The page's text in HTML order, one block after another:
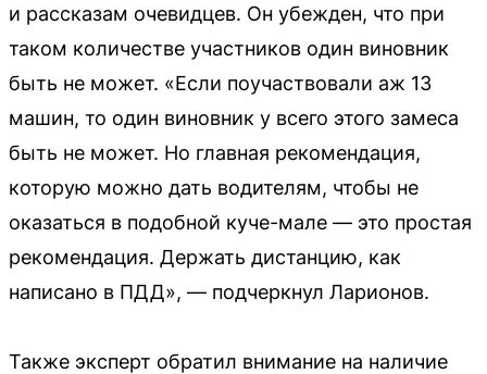
и рассказам очевидцев. Он убежден, что при
таком количестве участников один виновник
быть не может. «Если поучаствовали аж 13
машин, то один виновник у всего этого замеса
быть не может. Но главная рекомендация,
которую можно дать водителям, чтобы не
оказаться в подобной куче-мале — это простая
рекомендация. Держать дистанцию, как
написано в ПДД», — подчеркнул Ларионов.
Также эксперт обратил внимание на наличие